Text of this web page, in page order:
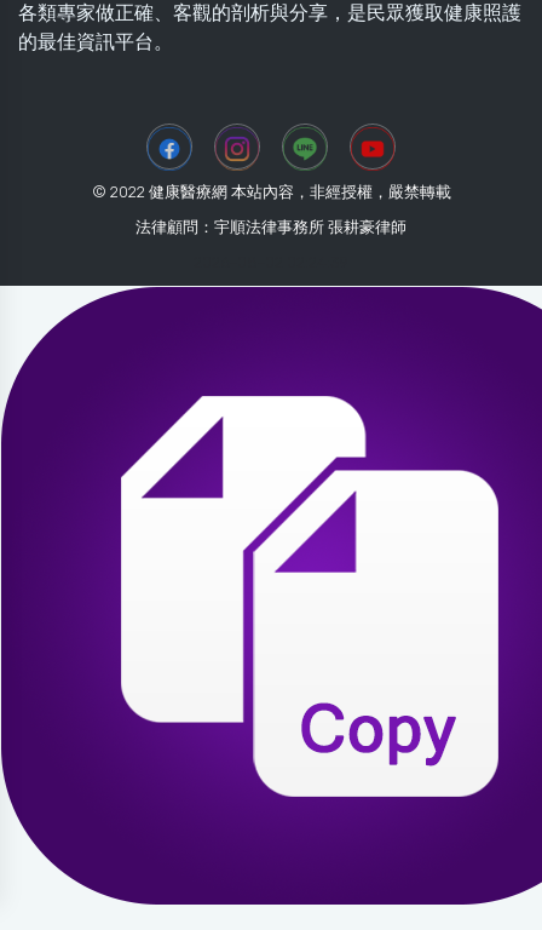
各類專家做正確、客觀的剖析與分享，是民眾獲取健康照護
的最佳資訊平台。
© 2022 健康醫療網 本站內容，非經授權，嚴禁轉載
法律顧問：宇順法律事務所 張耕豪律師